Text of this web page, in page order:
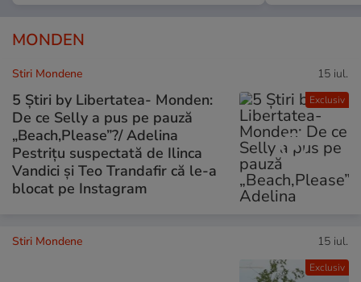
MONDEN
Exclusiv
Stiri Mondene 15 iul.
5 Știri by Libertatea- Monden:
De ce Selly a pus pe pauză
„Beach,Please”?/ Adelina
Pestrițu suspectată de Ilinca
Vandici și Teo Trandafir că le-a
blocat pe Instagram
Exclusiv
Stiri Mondene 15 iul.